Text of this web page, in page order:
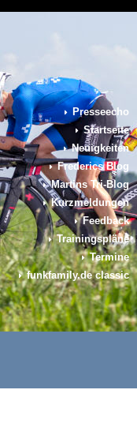
Presseecho
Startseite
Neuigkeiten
Frederics Blog
Martins Tri-Blog
Kurzmeldungen
Feedback
Trainingspläne
Termine
funkfamily.de classic